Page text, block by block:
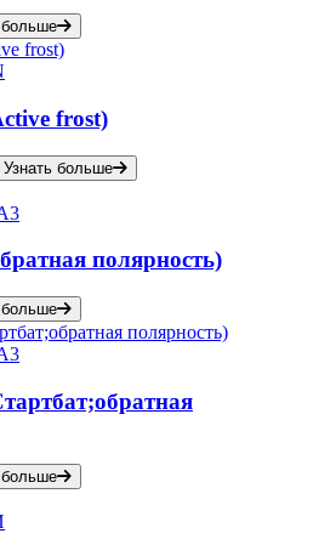
больше
frost)
Узнать больше
полярность)
больше
больше